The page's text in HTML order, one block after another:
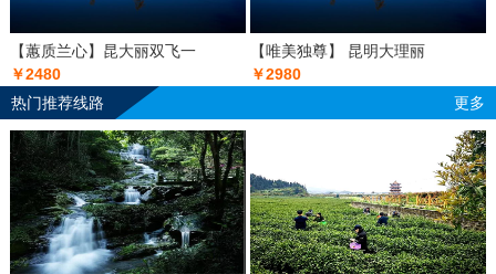
【蕙质兰心】昆大丽双飞一
￥2480
【唯美独尊】 昆明大理丽
￥2980
热门推荐线路
更多